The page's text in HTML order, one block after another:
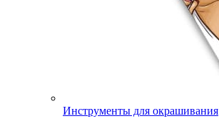
Инструменты для окрашивания